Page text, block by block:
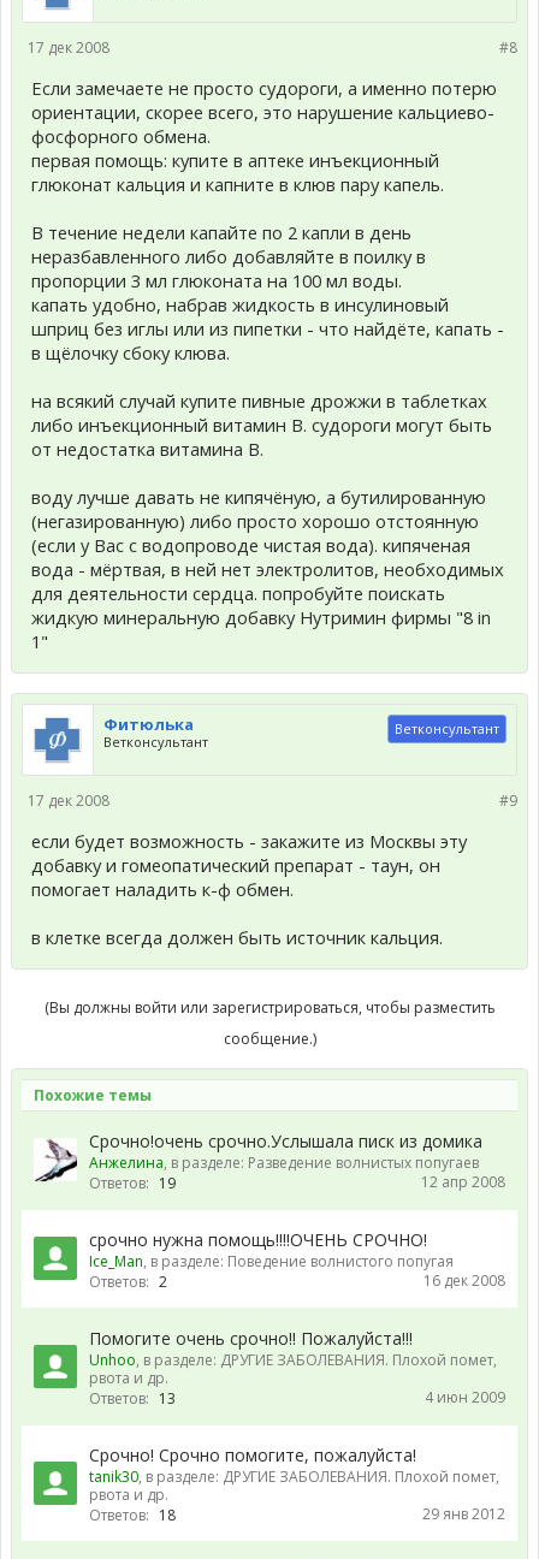
#8
17 дек 2008
Если замечаете не просто судороги, а именно потерю
ориентации, скорее всего, это нарушение кальциево-
фосфорного обмена.
первая помощь: купите в аптеке инъекционный
глюконат кальция и капните в клюв пару капель.
В течение недели капайте по 2 капли в день
неразбавленного либо добавляйте в поилку в
пропорции 3 мл глюконата на 100 мл воды.
капать удобно, набрав жидкость в инсулиновый
шприц без иглы или из пипетки - что найдёте, капать -
в щёлочку сбоку клюва.
на всякий случай купите пивные дрожжи в таблетках
либо инъекционный витамин В. судороги могут быть
от недостатка витамина В.
воду лучше давать не кипячёную, а бутилированную
(негазированную) либо просто хорошо отстоянную
(если у Вас с водопроводе чистая вода). кипяченая
вода - мёртвая, в ней нет электролитов, необходимых
для деятельности сердца. попробуйте поискать
жидкую минеральную добавку Нутримин фирмы "8 in
1"
Фитюлька
Ветконсультант
Ветконсультант
#9
17 дек 2008
если будет возможность - закажите из Москвы эту
добавку и гомеопатический препарат - таун, он
помогает наладить к-ф обмен.
в клетке всегда должен быть источник кальция.
(Вы должны войти или зарегистрироваться, чтобы разместить
сообщение.)
Похожие темы
Срочно!очень срочно.Услышала писк из домика
Анжелина, в разделе: Разведение волнистых попугаев
Ответов: 19 12 апр 2008
срочно нужна помощь!!!!ОЧЕНЬ СРОЧНО!
Ice_Man, в разделе: Поведение волнистого попугая
Ответов: 2 16 дек 2008
Помогите очень срочно!! Пожалуйста!!!
Unhoo, в разделе: ДРУГИЕ ЗАБОЛЕВАНИЯ. Плохой помет,
рвота и др.
Ответов: 13 4 июн 2009
Срочно! Срочно помогите, пожалуйста!
tanik30, в разделе: ДРУГИЕ ЗАБОЛЕВАНИЯ. Плохой помет,
рвота и др.
Ответов: 18 29 янв 2012